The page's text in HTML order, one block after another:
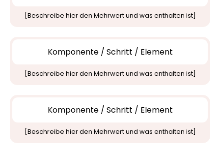
[Beschreibe hier den Mehrwert und was enthalten ist]
Komponente / Schritt / Element
[Beschreibe hier den Mehrwert und was enthalten ist]
Komponente / Schritt / Element
[Beschreibe hier den Mehrwert und was enthalten ist]